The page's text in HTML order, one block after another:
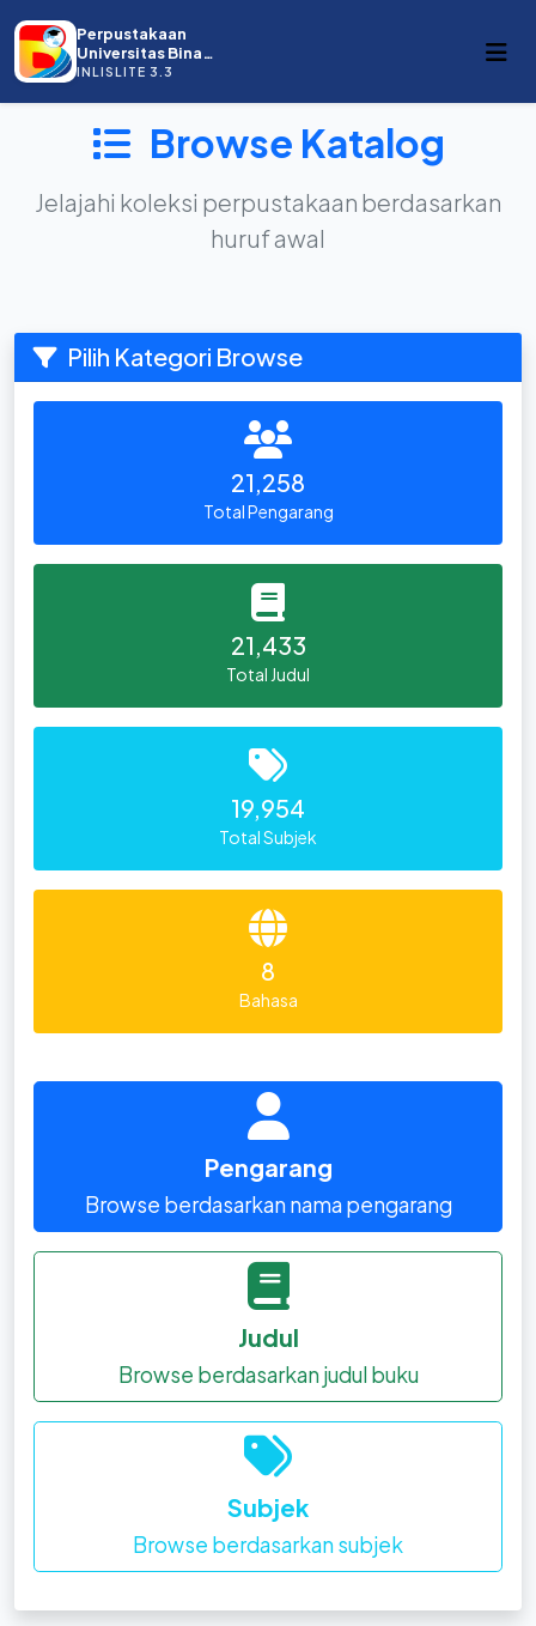
Perpustakaan
Universitas Bina
Darma
INLISLITE 3.3
Browse Katalog
Jelajahi koleksi perpustakaan berdasarkan
huruf awal
Pilih Kategori Browse
21,258
Total Pengarang
21,433
Total Judul
19,954
Total Subjek
8
Bahasa
Pengarang
Browse berdasarkan nama pengarang
Judul
Browse berdasarkan judul buku
Subjek
Browse berdasarkan subjek